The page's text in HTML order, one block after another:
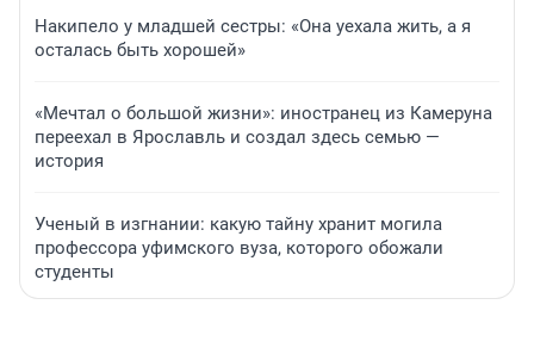
Накипело у младшей сестры: «Она уехала жить, а я
осталась быть хорошей»
«Мечтал о большой жизни»: иностранец из Камеруна
переехал в Ярославль и создал здесь семью —
история
Ученый в изгнании: какую тайну хранит могила
профессора уфимского вуза, которого обожали
студенты